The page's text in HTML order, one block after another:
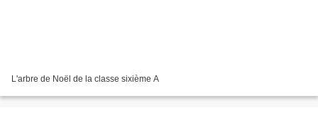
L'arbre de Noël de la classe sixième A